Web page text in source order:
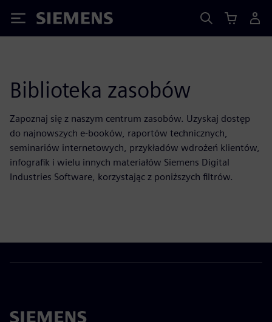
Siemens
Biblioteka zasobów
Zapoznaj się z naszym centrum zasobów. Uzyskaj dostęp
do najnowszych e-booków, raportów technicznych,
seminariów internetowych, przykładów wdrożeń klientów,
infografik i wielu innych materiałów Siemens Digital
Industries Software, korzystając z poniższych filtrów.